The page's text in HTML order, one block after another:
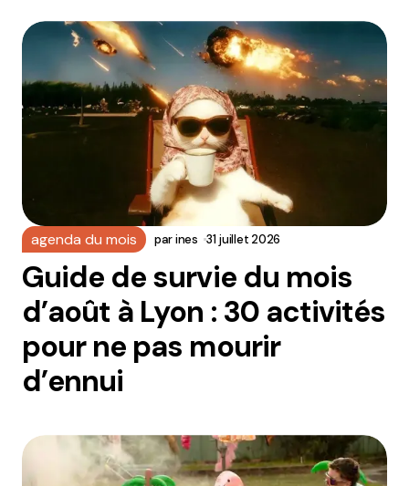
agenda du mois parines 31 juillet 2026
Guide de survie du mois
d’août à Lyon : 30 activités
pour ne pas mourir
d’ennui